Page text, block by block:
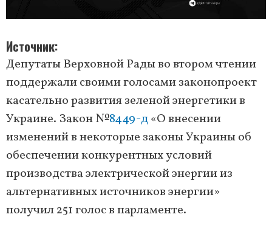
Источник
Депутаты Верховной Рады во втором чтении
поддержали своими голосами законопроект
касательно развития зеленой энергетики в
Украине. Закон №8449-д«О внесении
изменений в некоторые законы Украины об
обеспечении конкурентных условий
производства электрической энергии из
альтернативных источников энергии»
получил 251 голос в парламенте.